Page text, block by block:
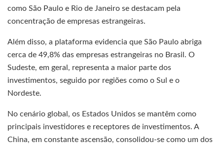
como São Paulo e Rio de Janeiro se destacam pela
concentração de empresas estrangeiras.
Além disso, a plataforma evidencia que São Paulo abriga
cerca de 49,8% das empresas estrangeiras no Brasil. O
Sudeste, em geral, representa a maior parte dos
investimentos, seguido por regiões como o Sul e o
Nordeste.
No cenário global, os Estados Unidos se mantêm como
principais investidores e receptores de investimentos. A
China, em constante ascensão, consolidou-se como um dos